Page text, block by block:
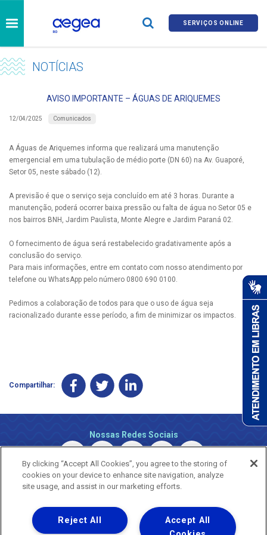
SERVIÇOS ONLINE
NOTÍCIAS
AVISO IMPORTANTE – ÁGUAS DE ARIQUEMES
12/04/2025 Comunicados
A Águas de Ariquemes informa que realizará uma manutenção
emergencial em uma tubulação de médio porte (DN 60) na Av. Guaporé,
Setor 05, neste sábado (12).
A previsão é que o serviço seja concluído em até 3 horas. Durante a
manutenção, poderá ocorrer baixa pressão ou falta de água no Setor 05 e
nos bairros BNH, Jardim Paulista, Monte Alegre e Jardim Paraná 02.
O fornecimento de água será restabelecido gradativamente após a
conclusão do serviço.
Para mais informações, entre em contato com nosso atendimento por
telefone ou WhatsApp pelo número 0800 690 0100.
Pedimos a colaboração de todos para que o uso de água seja
racionalizado durante esse período, a fim de minimizar os impactos.
Compartilhar:
Nossas Redes Sociais
Copyright © 2026 - Todos os Direitos Reservados.
By clicking “Accept All Cookies”, you agree to the storing of
cookies on your device to enhance site navigation, analyze
site usage, and assist in our marketing efforts.
Accept All
Reject All